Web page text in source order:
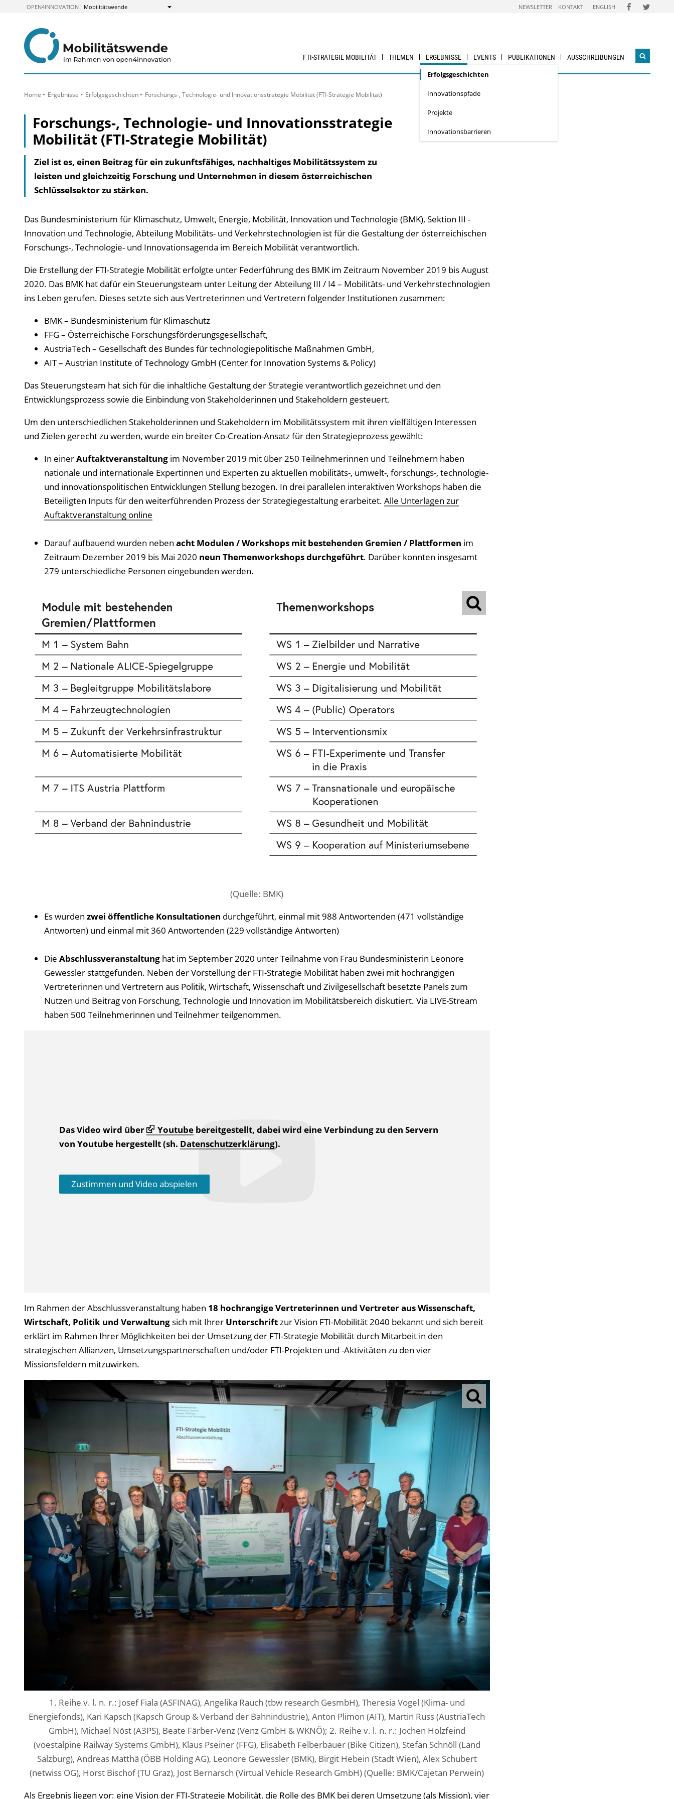
OPEN4INNOVATION Mobilitätswende
Anzeigen
NEWSLETTER KONTAKT ENGLISH FOLGEN
SIE
FOLGEN
SIE
FTI-STRATEGIE MOBILITÄT THEMEN ERGEBNISSE
Erfolgs­geschichten
Innovationspfade
Projekte
Innovationsbarrieren
EVENTS PUBLIKATIONEN AUSSCHREIBUNGEN
Home Ergebnisse Erfolgs­geschichten Forschungs-, Technologie- und Innovationsstrategie Mobilität (FTI-Strategie Mobilität)
Forschungs-, Technologie- und Innovationsstrategie
Mobilität (FTI-Strategie Mobilität)
Ziel ist es, einen Beitrag für ein zukunfts­fähiges, nachhaltiges Mobilitäts­system zu
leisten und gleichzeitig Forschung und Unternehmen in diesem öster­reichischen
Schlüsselsektor zu stärken.
Das Bundesministerium für Klimaschutz, Umwelt, Energie, Mobilität, Innovation und Technologie (BMK), Sektion III -
Innovation und Technologie, Abteilung Mobilitäts- und Verkehrstechnologien ist für die Gestaltung der österreichischen
Forschungs-, Technologie- und Innovationsagenda im Bereich Mobilität verantwortlich.
Die Erstellung der FTI-Strategie Mobilität erfolgte unter Federführung des BMK im Zeitraum November 2019 bis August
2020. Das BMK hat dafür ein Steuerungsteam unter Leitung der Abteilung III / I4 – Mobilitäts- und Verkehrstechnologien
ins Leben gerufen. Dieses setzte sich aus Vertreterinnen und Vertretern folgender Institutionen zusammen:
BMK – Bundesministerium für Klimaschutz
FFG – Österreichische Forschungsförderungsgesellschaft,
AustriaTech – Gesellschaft des Bundes für technologiepolitische Maßnahmen GmbH,
AIT – Austrian Institute of Technology GmbH (Center for Innovation Systems & Policy)
Das Steuerungsteam hat sich für die inhaltliche Gestaltung der Strategie verantwortlich gezeichnet und den
Entwicklungsprozess sowie die Einbindung von Stakeholderinnen und Stakeholdern gesteuert.
Um den unterschiedlichen Stakeholderinnen und Stakeholdern im Mobilitätssystem mit ihren vielfältigen Interessen
und Zielen gerecht zu werden, wurde ein breiter Co-Creation-Ansatz für den Strategieprozess gewählt:
In einerAuftaktveranstaltungim November 2019 mit über 250 Teilnehmerinnen und Teilnehmern haben
nationale und internationale Expertinnen und Experten zu aktuellen mobilitäts-, umwelt-, forschungs-, technologie-
und innovationspolitischen Entwicklungen Stellung bezogen. In drei parallelen interaktiven Workshops haben die
Beteiligten Inputs für den weiterführenden Prozess der Strategiegestaltung erarbeitet. Alle Unterlagen zur
Auftaktveranstaltung online
Darauf aufbauend wurden neben acht Modulen / Workshops mit bestehenden Gremien / Plattformen im
Zeitraum Dezember 2019 bis Mai 2020 neun Themenworkshops durchgeführt. Darüber konnten insgesamt
279 unterschiedliche Personen eingebunden werden.
(Quelle: BMK)
Es wurden zwei öffentliche Konsultationen durchgeführt, einmal mit 988 Antwortenden (471 vollständige
Antworten) und einmal mit 360 Antwortenden (229 vollständige Antworten)
Die Abschlussveranstaltunghat im September 2020 unter Teilnahme von Frau Bundesministerin Leonore
Gewessler stattgefunden. Neben der Vorstellung der FTI-Strategie Mobilität haben zwei mit hochrangigen
Vertreterinnen und Vertretern aus Politik, Wirtschaft, Wissenschaft und Zivilgesellschaft besetzte Panels zum
Nutzen und Beitrag von Forschung, Technologie und Innovation im Mobilitätsbereich diskutiert. Via LIVE-Stream
haben 500 Teilnehmerinnen und Teilnehmer teilgenommen.
Das Video wird über Youtubebereitgestellt, dabei wird eine Verbindung zu den Servern
von Youtube hergestellt (sh. Datenschutzerklärung).
Zustimmen und Video abspielen
Im Rahmen der Abschlussveranstaltung haben 18 hochrangige Vertreterinnen und Vertreter aus Wissenschaft,
Wirtschaft, Politik und Verwaltungsich mit Ihrer Unterschriftzur Vision FTI-Mobilität 2040 bekannt und sich bereit
erklärt im Rahmen Ihrer Möglichkeiten bei der Umsetzung der FTI-Strategie Mobilität durch Mitarbeit in den
strategischen Allianzen, Umsetzungspartnerschaften und/oder FTI-Projekten und -Aktivitäten zu den vier
Missionsfeldern mitzuwirken.
1. Reihe v. l. n. r.: Josef Fiala (ASFINAG), Angelika Rauch (tbw research GesmbH), Theresia Vogel (Klima- und
Energiefonds), Kari Kapsch (Kapsch Group & Verband der Bahnindustrie), Anton Plimon (AIT), Martin Russ (AustriaTech
GmbH), Michael Nöst (A3PS), Beate Färber-Venz (Venz GmbH & WKNÖ); 2. Reihe v. l. n. r.: Jochen Holzfeind
(voestalpine Railway Systems GmbH), Klaus Pseiner (FFG), Elisabeth Felberbauer (Bike Citizen), Stefan Schnöll (Land
Salzburg), Andreas Matthä (ÖBB Holding AG), Leonore Gewessler (BMK), Birgit Hebein (Stadt Wien), Alex Schubert
(netwiss OG), Horst Bischof (TU Graz), Jost Bernarsch (Virtual Vehicle Research GmbH) (Quelle: BMK/Cajetan Perwein)
Als Ergebnis liegen vor: eine Vision der FTI-Strategie Mobilität, die Rolle des BMK bei deren Umsetzung (als Mission), vier